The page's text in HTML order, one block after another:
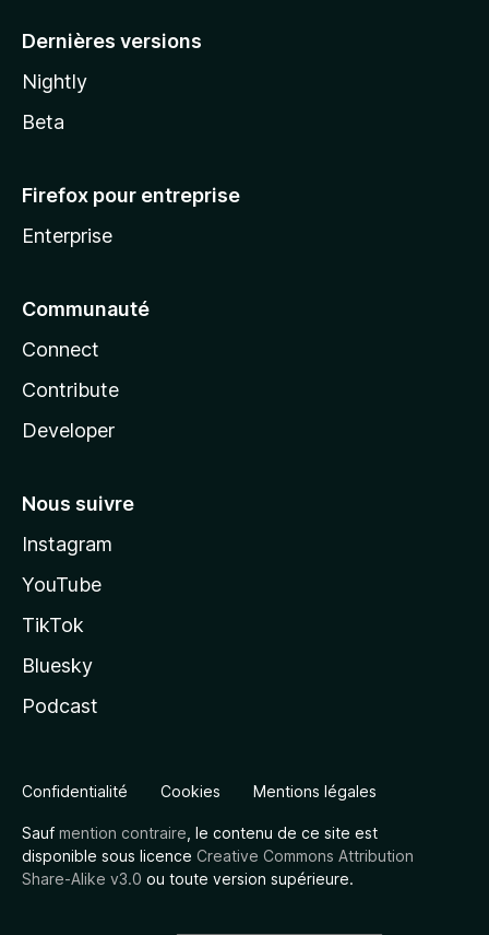
Dernières versions
Nightly
Beta
Firefox pour entreprise
Enterprise
Communauté
Connect
Contribute
Developer
Nous suivre
Instagram
YouTube
TikTok
Bluesky
Podcast
Confidentialité Cookies Mentions légales
Sauf mention contraire , le contenu de ce site est
disponible sous licence Creative Commons Attribution
Share-Alike v3.0 ou toute version supérieure.